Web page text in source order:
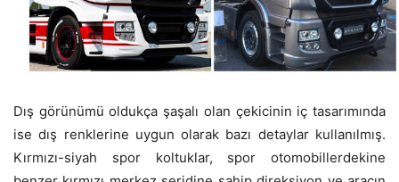
Dış görünümü oldukça şaşalı olan çekicinin iç tasarımında
ise dış renklerine uygun olarak bazı detaylar kullanılmış.
Kırmızı-siyah spor koltuklar, spor otomobillerdekine